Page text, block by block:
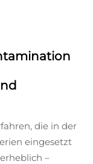
die in der
eingesetzt
–